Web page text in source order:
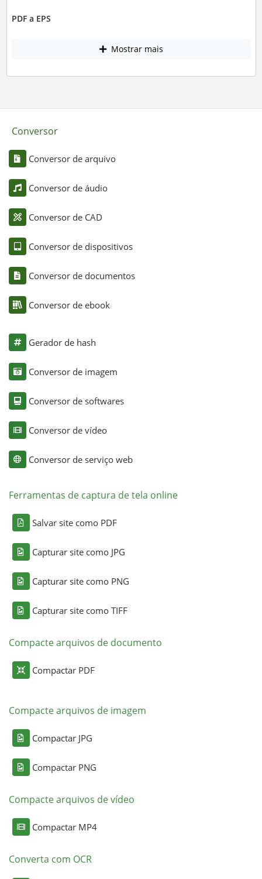
PDF a EPS
Mostrar mais
Conversor
Conversor de arquivo
Conversor de áudio
Conversor de CAD
Conversor de dispositivos
Conversor de documentos
Conversor de ebook
Gerador de hash
Conversor de imagem
Conversor de softwares
Conversor de vídeo
Conversor de serviço web
Ferramentas de captura de tela online
Salvar site como PDF
Capturar site como JPG
Capturar site como PNG
Capturar site como TIFF
Compacte arquivos de documento
Compactar PDF
Compacte arquivos de imagem
Compactar JPG
Compactar PNG
Compacte arquivos de vídeo
Compactar MP4
Converta com OCR